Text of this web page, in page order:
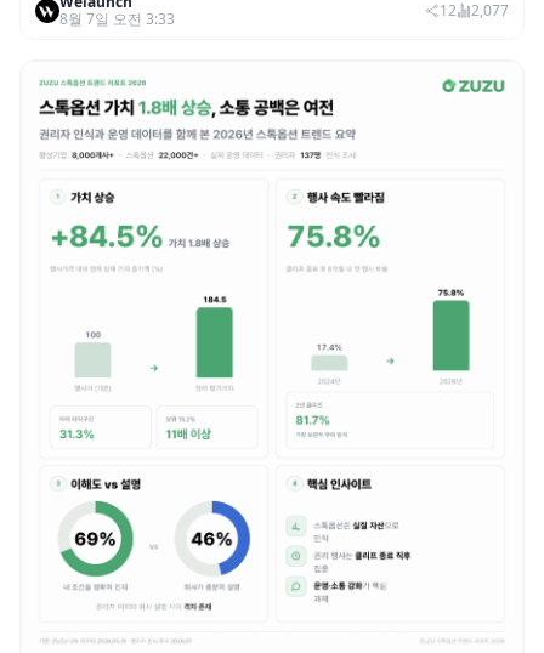
범죄 증가…상반기 탈취액 3000만 달러 돌파
8월 7일 오전 3:33
12 2,077